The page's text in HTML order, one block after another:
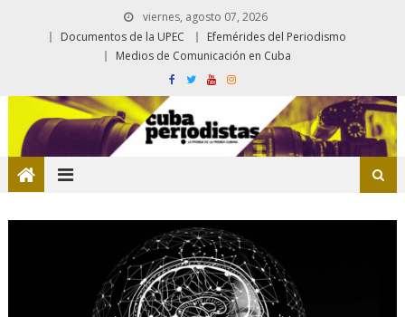
viernes, agosto 07, 2026
Documentos de la UPEC
Efemérides del Periodismo
Medios de Comunicación en Cuba